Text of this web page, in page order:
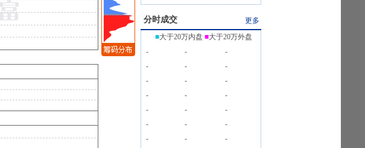
EXPMA
SAR
BBI
分时成交
更多
■大于20万内盘 ■大于20万外盘
-
-
-
-
-
-
-
-
-
-
-
-
-
-
-
-
-
-
-
-
-